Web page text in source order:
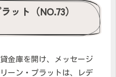
ット（NO.73）
金庫を開け、メッセージ
ーン・プラットは、レデ